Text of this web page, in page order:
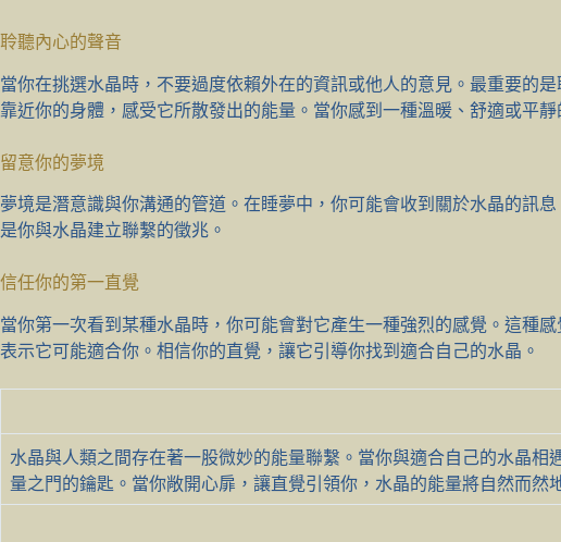
聆聽內心的聲音
當你在挑選水晶時，不要過度依賴外在的資訊或他人的意見。最重要的
靠近你的身體，感受它所散發出的能量。當你感到一種溫暖、舒適或平
留意你的夢境
夢境是潛意識與你溝通的管道。在睡夢中，你可能會收到關於水晶的訊
是你與水晶建立聯繫的徵兆。
信任你的第一直覺
當你第一次看到某種水晶時，你可能會對它產生一種強烈的感覺。這種
表示它可能適合你。相信你的直覺，讓它引導你找到適合自己的水晶。
水晶與人類之間存在著一股微妙的能量聯繫。當你與適合自己的水晶
量之門的鑰匙。當你敞開心扉，讓直覺引領你，水晶的能量將自然而然